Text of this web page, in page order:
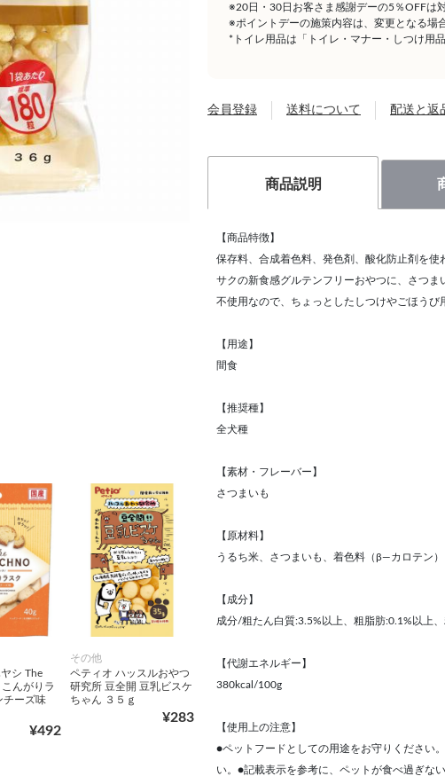
シ The
んがりラ
チーズ味
¥492
その他
ペティオ ハッスルおやつ
研究所 豆全開 豆乳ビスケ
ちゃん ３５ｇ
¥283
※20日・30日お客さま感謝デーの5％OFFは
※ポイントデーの施策内容は、変更となる場
*トイレ用品は「トイレ・マナー・しつけ用
会員登録 送料について 配送と返
商品説明
【商品特徴】
保存料、合成着色料、発色剤、酸化防止剤を
サクの新食感グルテンフリーおやつに、さつ
不使用なので、ちょっとしたしつけやごほうび
【用途】
間食
【推奨種】
全犬種
【素材・フレーバー】
さつまいも
【原材料】
うるち米、さつまいも、着色料（β―カロテン）
【成分】
成分/粗たん白質:3.5%以上、粗脂肪:0.1%以上
【代謝エネルギー】
380kcal/100g
【使用上の注意】
●ペットフードとしての用途をお守りください
い。●記載表示を参考に、ペットが食べ過ぎな